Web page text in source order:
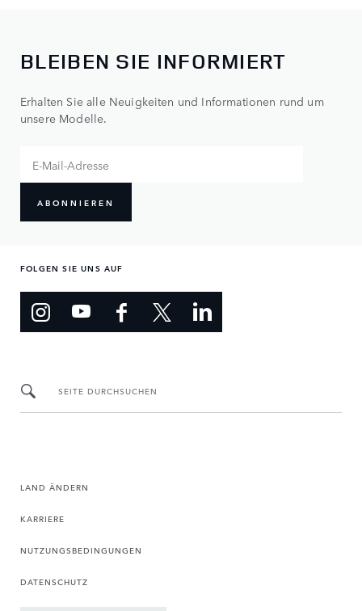
BLEIBEN SIE INFORMIERT
Erhalten Sie alle Neuigkeiten und Informationen rund um
unsere Modelle.
ABONNIEREN
FOLGEN SIE UNS AUF
SEITE DURCHSUCHEN
LAND ÄNDERN
KARRIERE
NUTZUNGSBEDINGUNGEN
DATENSCHUTZ